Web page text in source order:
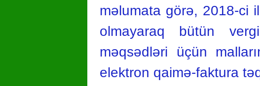
məlumata görə, 2018-ci
olmayaraq bütün
məqsədləri üçün
elektron qaimə-faktura